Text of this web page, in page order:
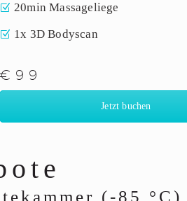
20min Massageliege
1x 3D Bodyscan
€99
Jetzt buchen
(-85 °C)